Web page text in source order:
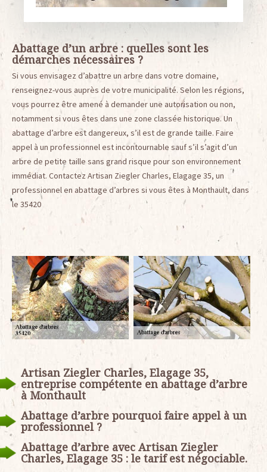
Abattage d’un arbre : quelles sont les
démarches nécessaires ?
Si vous envisagez d’abattre un arbre dans votre domaine,
renseignez-vous auprès de votre municipalité. Selon les régions,
vous pourrez être amené à demander une autorisation ou non,
notamment si vous êtes dans une zone classée historique. Un
abattage d’arbre est dangereux, s’il est de grande taille. Faire
appel à un professionnel est incontournable sauf s’il s’agit d’un
arbre de petite taille sans grand risque pour son environnement
immédiat. Contactez Artisan Ziegler Charles, Elagage 35, un
professionnel en abattage d’arbres si vous êtes à Monthault, dans
le 35420
Artisan Ziegler Charles, Elagage 35,
entreprise compétente en abattage d’arbre
à Monthault
Abattage d’arbre pourquoi faire appel à un
professionnel ?
Abattage d’arbre avec Artisan Ziegler
Charles, Elagage 35 : le tarif est négociable.